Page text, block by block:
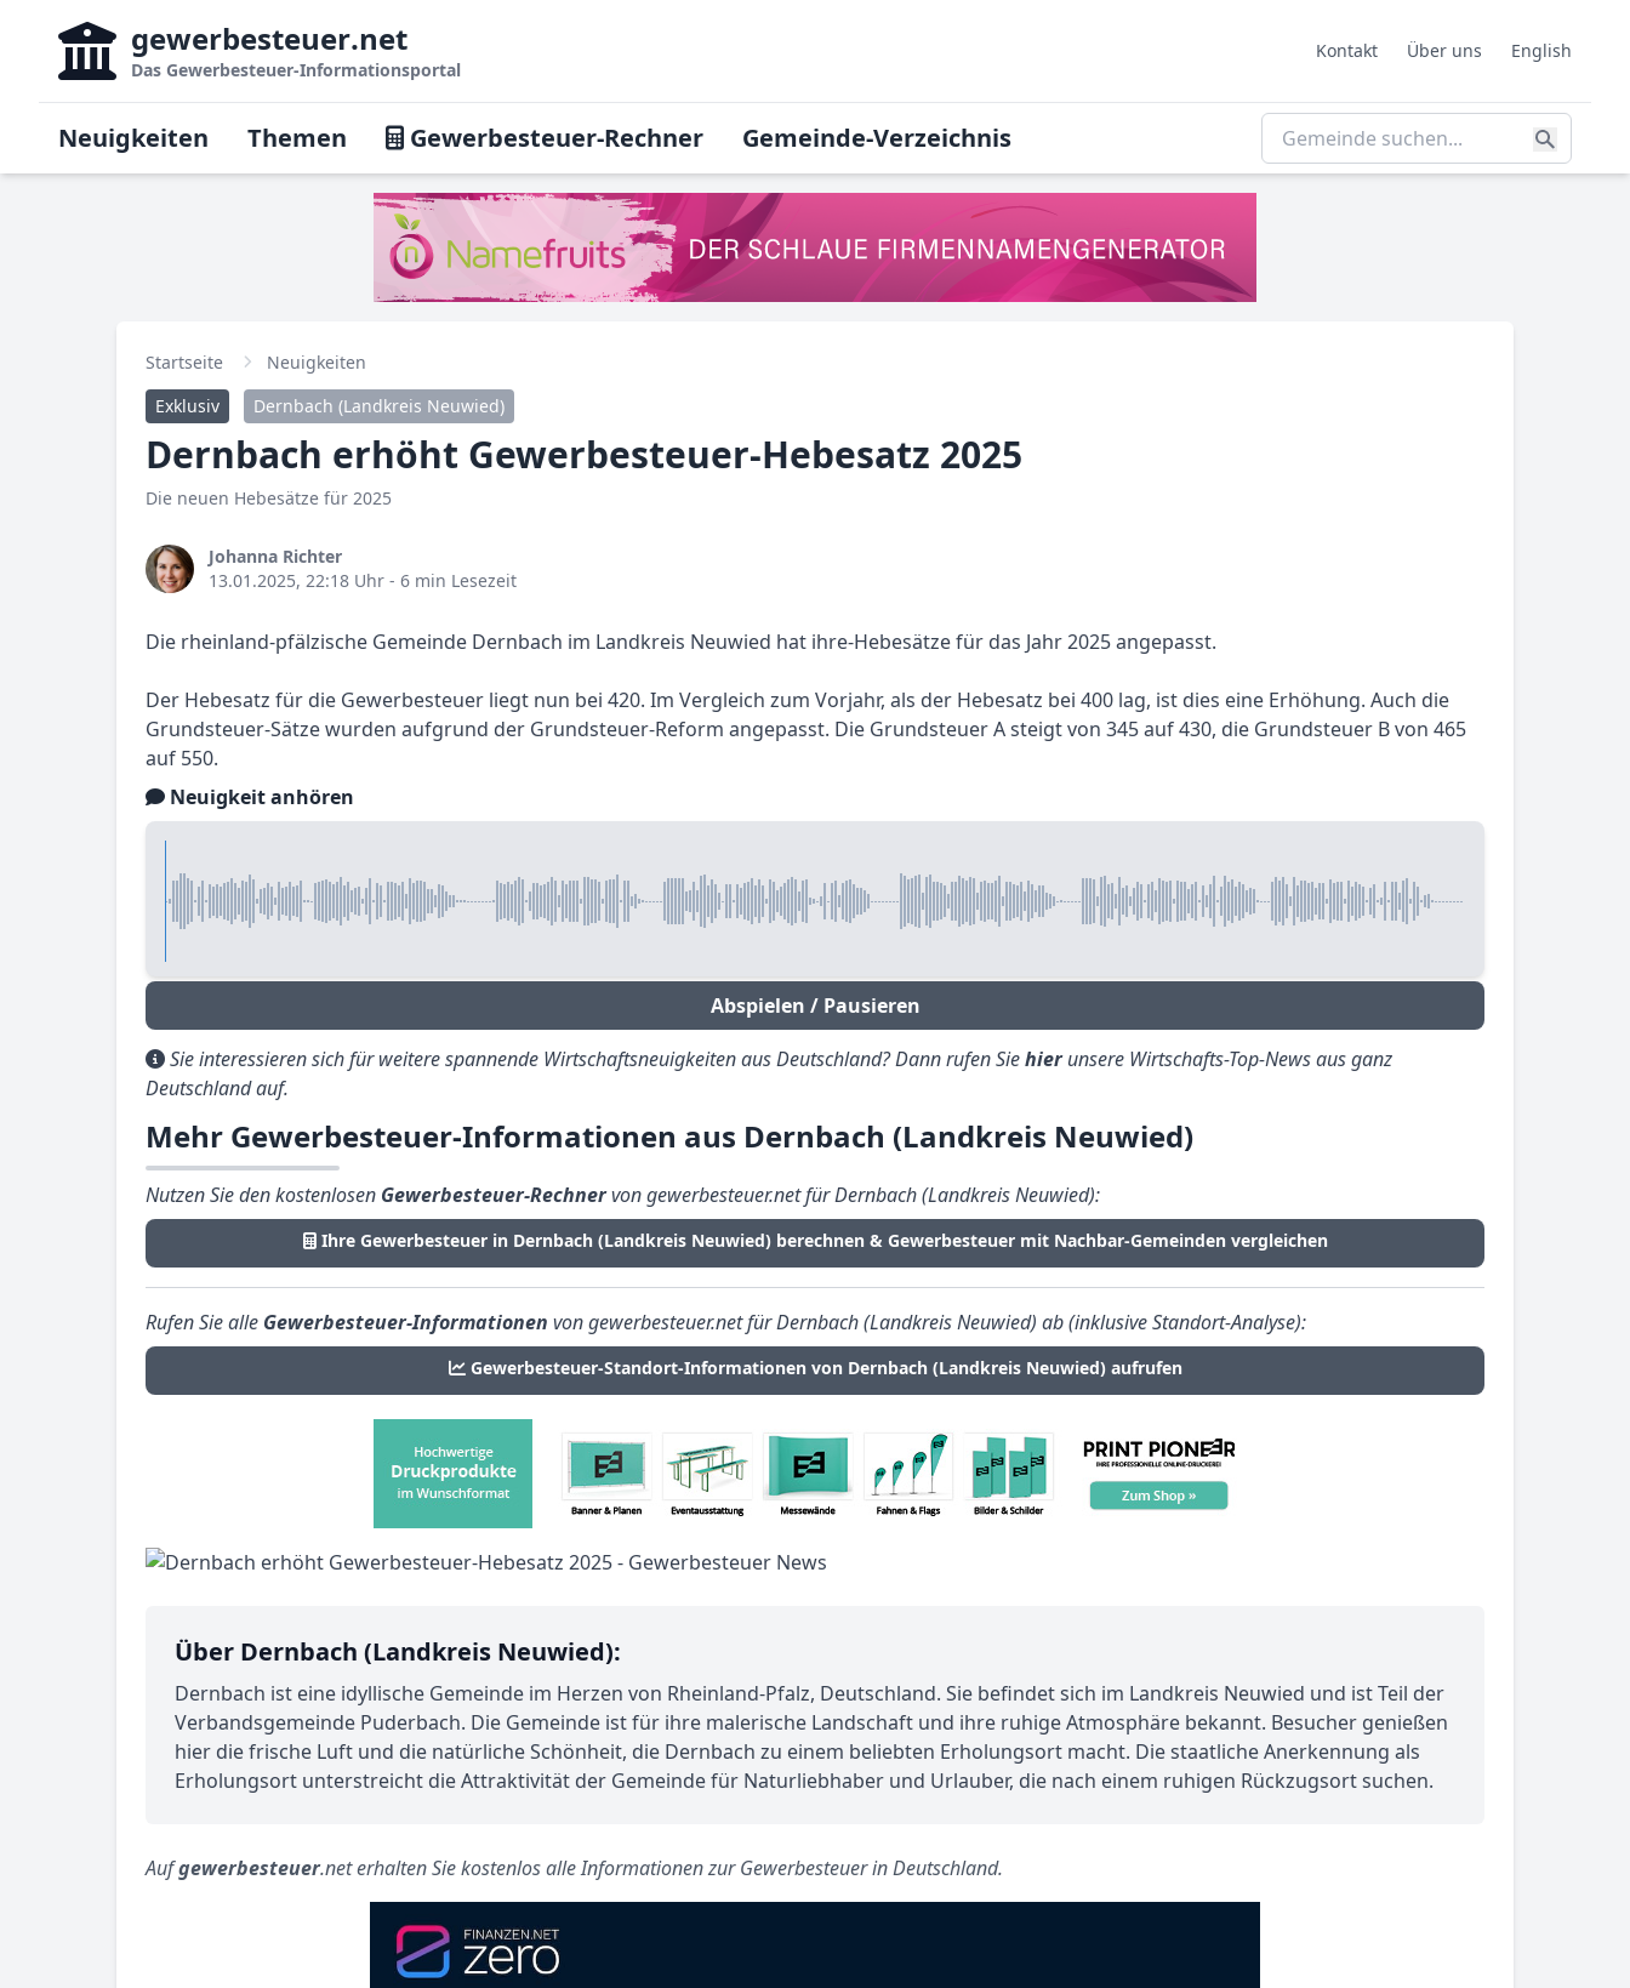
gewerbesteuer.net
Das Gewerbesteuer-Informationsportal
Kontakt Über uns English
Neuigkeiten Themen Gewerbesteuer-Rechner Gemeinde-Verzeichnis
Startseite
Neuigkeiten
Exklusiv
Dernbach (Landkreis Neuwied)
Dernbach erhöht Gewerbesteuer-Hebesatz 2025
Die neuen Hebesätze für 2025
Johanna Richter
13.01.2025, 22:18 Uhr - 6 min Lesezeit
Die rheinland-pfälzische Gemeinde Dernbach im Landkreis Neuwied hat ihre-Hebesätze für das Jahr 2025 angepasst.
Der Hebesatz für die Gewerbesteuer liegt nun bei 420. Im Vergleich zum Vorjahr, als der Hebesatz bei 400 lag, ist dies eine Erhöhung. Auch die
Grundsteuer-Sätze wurden aufgrund der Grundsteuer-Reform angepasst. Die Grundsteuer A steigt von 345 auf 430, die Grundsteuer B von 465
auf 550.
Neuigkeit anhören
Abspielen / Pausieren
Sie interessieren sich für weitere spannende Wirtschaftsneuigkeiten aus Deutschland? Dann rufen Siehierunsere Wirtschafts-Top-News aus ganz
Deutschland auf.
Mehr Gewerbesteuer-Informationen aus Dernbach (Landkreis Neuwied)
Nutzen Sie den kostenlosen Gewerbesteuer-Rechnervon gewerbesteuer.net für Dernbach (Landkreis Neuwied):
Ihre Gewerbesteuer in Dernbach (Landkreis Neuwied) berechnen & Gewerbesteuer mit Nachbar-Gemeinden vergleichen
Rufen Sie alle Gewerbesteuer-Informationen von gewerbesteuer.net für Dernbach (Landkreis Neuwied) ab (inklusive Standort-Analyse):
Gewerbesteuer-Standort-Informationen von Dernbach (Landkreis Neuwied) aufrufen
Über Dernbach (Landkreis Neuwied):
Dernbach ist eine idyllische Gemeinde im Herzen von Rheinland-Pfalz, Deutschland. Sie befindet sich im Landkreis Neuwied und ist Teil der
Verbandsgemeinde Puderbach. Die Gemeinde ist für ihre malerische Landschaft und ihre ruhige Atmosphäre bekannt. Besucher genießen
hier die frische Luft und die natürliche Schönheit, die Dernbach zu einem beliebten Erholungsort macht. Die staatliche Anerkennung als
Erholungsort unterstreicht die Attraktivität der Gemeinde für Naturliebhaber und Urlauber, die nach einem ruhigen Rückzugsort suchen.
Aufgewerbesteuer.net erhalten Sie kostenlos alle Informationen zur Gewerbesteuer in Deutschland.